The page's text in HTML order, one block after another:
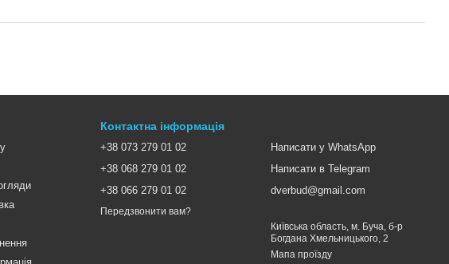
Контактна інформація
+38 073 279 01 02
+38 068 279 01 02
+38 066 279 01 02
Передзвонити вам?
Написати у WhatsApp
Написати в Telegram
dverbud@gmail.com
Київська область, м. Буча, б-р
Богдана Хмельницького, 2
Мапа проїзду